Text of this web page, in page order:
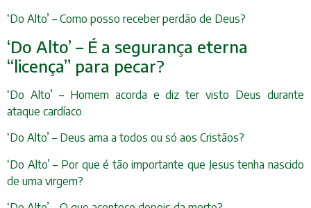
‘Do Alto’ – Como posso receber perdão de Deus?
‘Do Alto’ – É a segurança eterna
“licença” para pecar?
‘Do Alto’ – Homem acorda e diz ter visto Deus durante
ataque cardíaco
‘Do Alto’ – Deus ama a todos ou só aos Cristãos?
‘Do Alto’ – Por que é tão importante que Jesus tenha nascido
de uma virgem?